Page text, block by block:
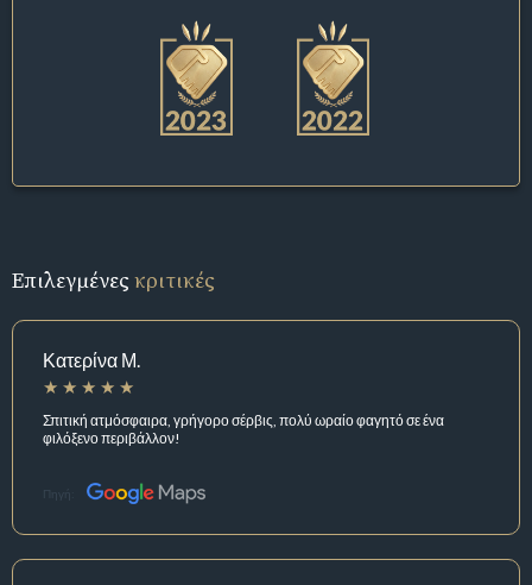
Επιλεγμένεςκριτικές
Κατερίνα Μ.
Σπιτική ατμόσφαιρα, γρήγορο σέρβις, πολύ ωραίο φαγητό σε ένα
φιλόξενο περιβάλλον!
Πηγή: